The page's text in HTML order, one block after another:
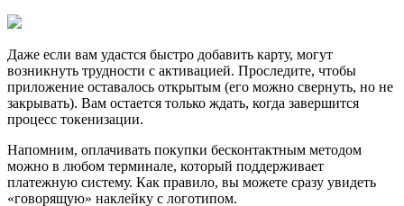
Даже если вам удастся быстро добавить карту, могут
возникнуть трудности с активацией. Проследите, чтобы
приложение оставалось открытым (его можно свернуть, но не
закрывать). Вам остается только ждать, когда завершится
процесс токенизации.
Напомним, оплачивать покупки бесконтактным методом
можно в любом терминале, который поддерживает
платежную систему. Как правило, вы можете сразу увидеть
«говорящую» наклейку с логотипом.